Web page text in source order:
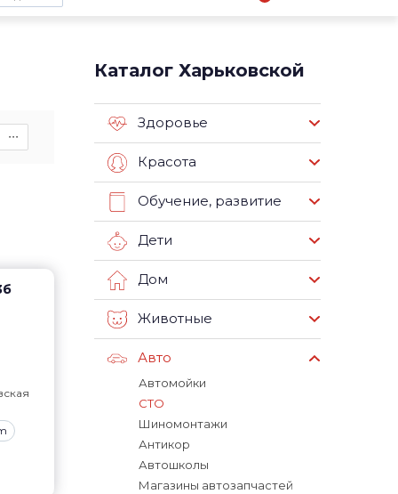
∙∙∙
Каталог Харьковской
Здоровье
Красота
Обучение, развитие
Дети
Дом
Животные
Авто
Автомойки
СТО
Шиномонтажи
Антикор
Автошколы
Магазины автозапчастей